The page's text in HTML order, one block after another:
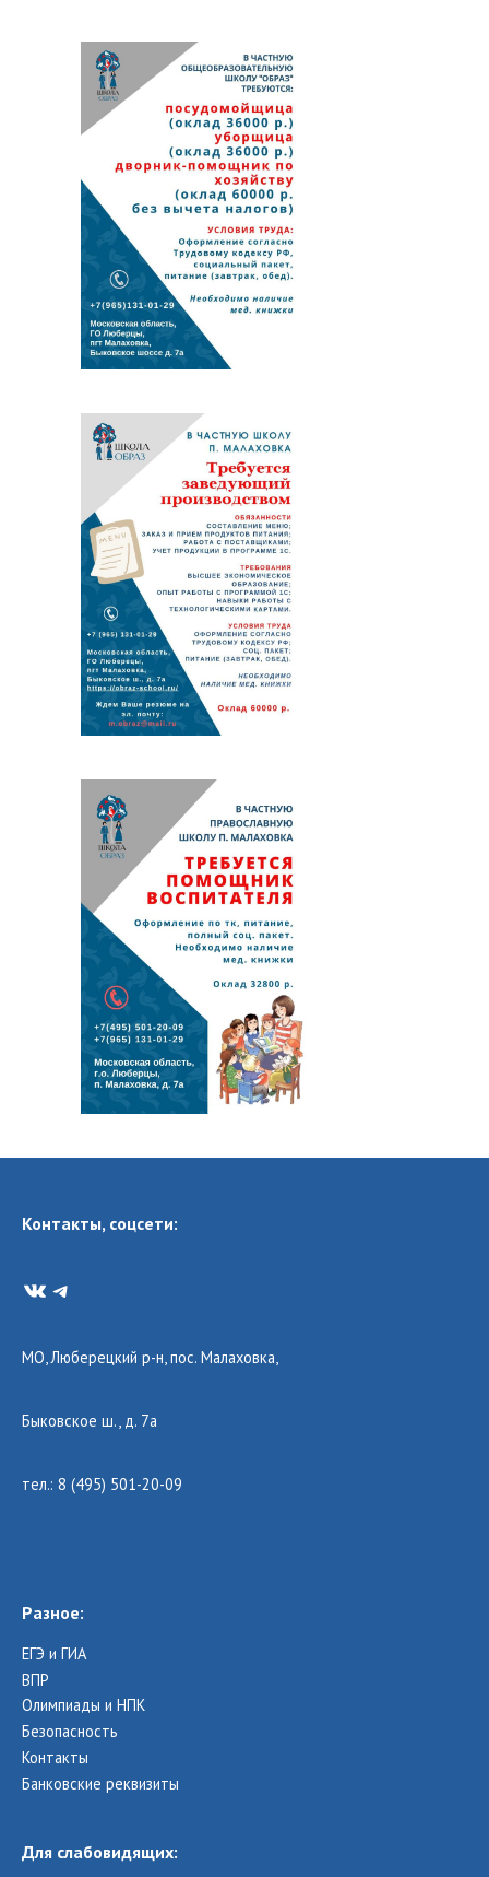
Контакты, соцсети:
VKTelegram
МО, Люберецкий р-н, пос. Малаховка,
Быковское ш., д. 7а
тел.: 8 (495) 501-20-09
Разное:
ЕГЭ и ГИА
ВПР
Олимпиады и НПК
Безопасность
Контакты
Банковские реквизиты
Для слабовидящих: